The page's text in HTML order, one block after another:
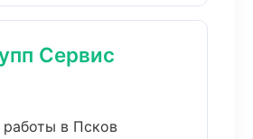
Сервис
в Псков